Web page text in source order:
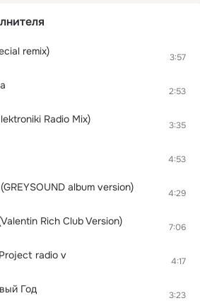
remix) 3:57
2:53
Radio Mix) 3:35
4:53
album version) 4:29
Rich Club Version) 7:06
radio v 4:17
Год 3:23